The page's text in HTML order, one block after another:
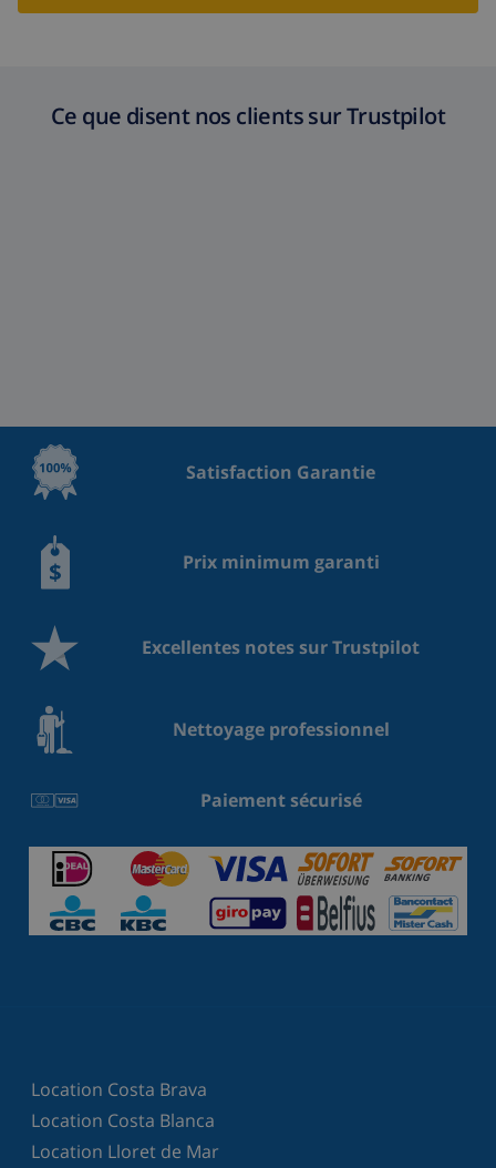
Ce que disent nos clients sur Trustpilot
Satisfaction Garantie
Prix minimum garanti
Excellentes notes sur Trustpilot
Nettoyage professionnel
Paiement sécurisé
Location Costa Brava
Location Costa Blanca
Location Lloret de Mar